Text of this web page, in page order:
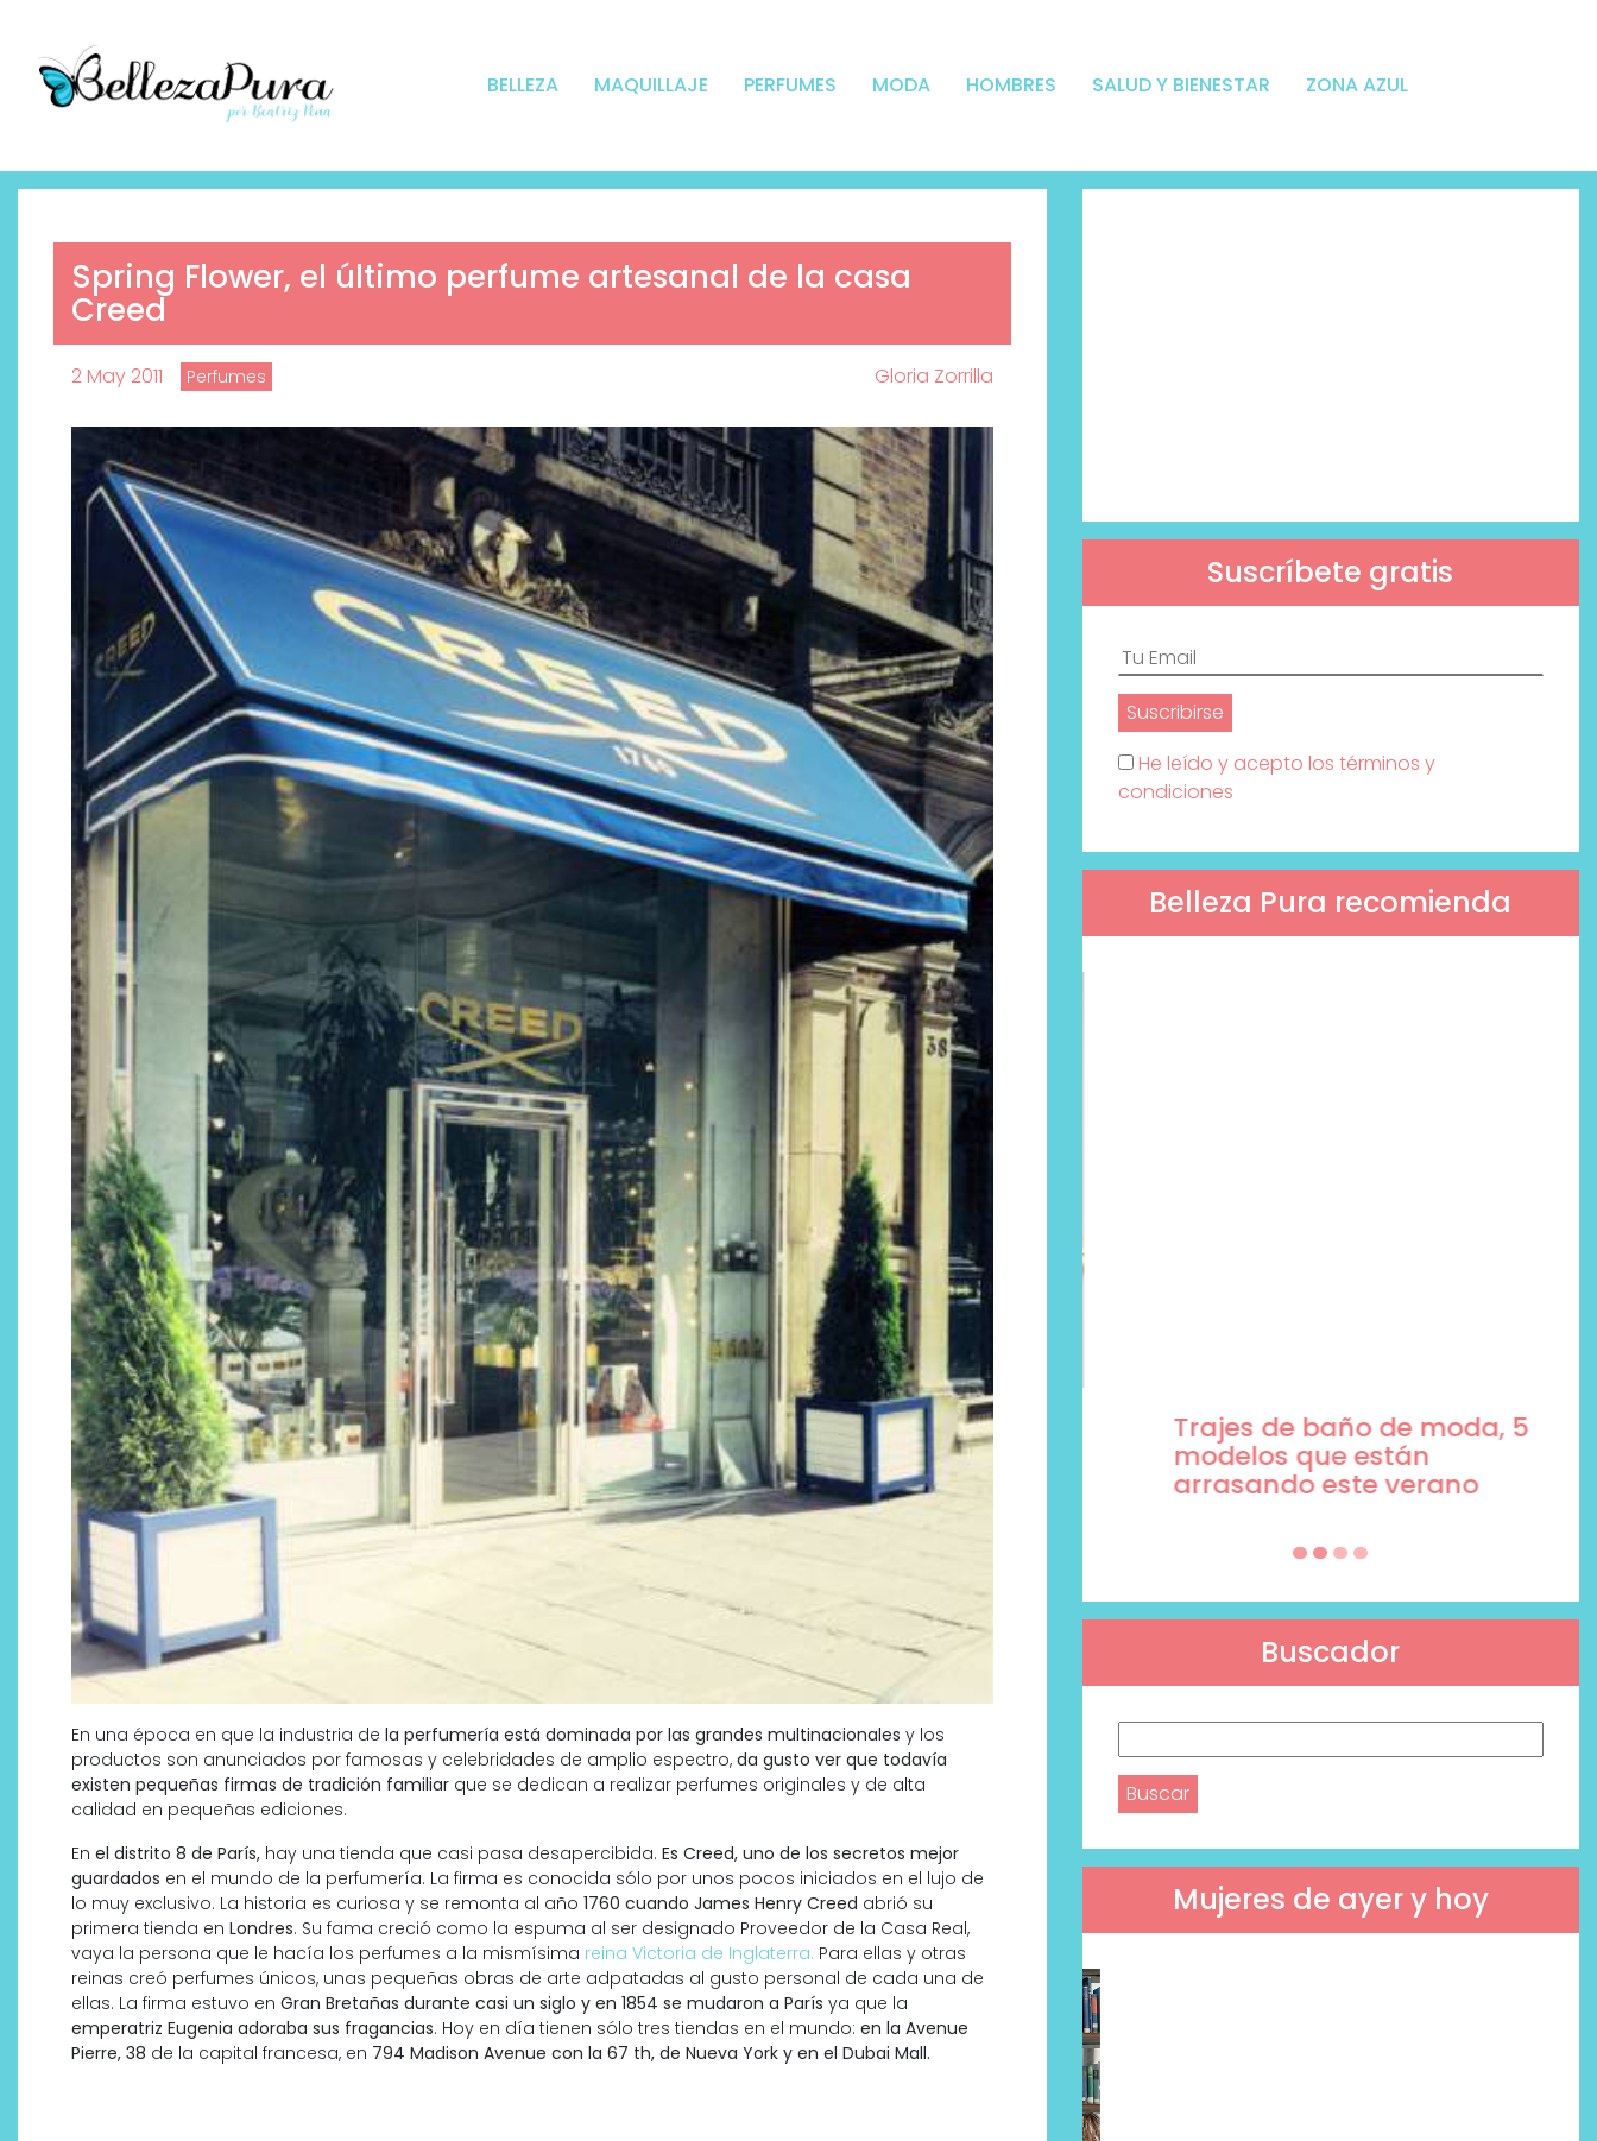
BELLEZA MAQUILLAJE PERFUMES MODA HOMBRES SALUD Y BIENESTAR ZONA AZUL
Spring Flower, el último perfume artesanal de la casa
Creed
2 May 2011 Perfumes Gloria Zorrilla
En una época en que la industria de la perfumería está dominada por las grandes multinacionales y los
productos son anunciados por famosas y celebridades de amplio espectro, da gusto ver que todavía
existen pequeñas firmas de tradición familiar que se dedican a realizar perfumes originales y de alta
calidad en pequeñas ediciones.
En el distrito 8 de París, hay una tienda que casi pasa desapercibida. Es Creed, uno de los secretos mejor
guardados en el mundo de la perfumería. La firma es conocida sólo por unos pocos iniciados en el lujo de
lo muy exclusivo. La historia es curiosa y se remonta al año 1760 cuando James Henry Creed abrió su
primera tienda en Londres. Su fama creció como la espuma al ser designado Proveedor de la Casa Real,
vaya la persona que le hacía los perfumes a la mismísima reina Victoria de Inglaterra. Para ellas y otras
reinas creó perfumes únicos, unas pequeñas obras de arte adpatadas al gusto personal de cada una de
ellas. La firma estuvo en Gran Bretañas durante casi un siglo y en 1854 se mudaron a París ya que la
emperatriz Eugenia adoraba sus fragancias. Hoy en día tienen sólo tres tiendas en el mundo: en la Avenue
Pierre, 38 de la capital francesa, en 794 Madison Avenue con la 67 th, de Nueva York y en el Dubai Mall.
Suscríbete gratis
He leído y acepto los términos y
condiciones
Belleza Pura recomienda
Descubre cómo la cosmética
profesional va desde las
cabinas a tu rutina diaria
Por qué los bálsamos de CBD
tópico se han convertido en
uno de los productos de
bienestar más buscados
Trajes de baño de moda, 5
modelos que están
arrasando este verano
Buscador
Mujeres de ayer y hoy